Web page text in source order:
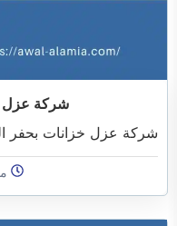
شركة عزل
شركة عزل خزانات بحفر